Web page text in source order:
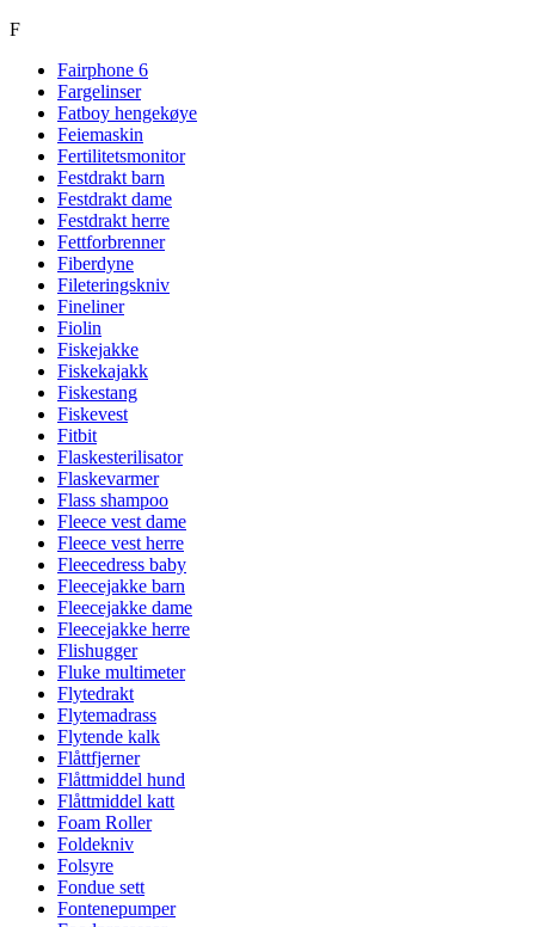
F
Fairphone 6
Fargelinser
Fatboy hengekøye
Feiemaskin
Fertilitetsmonitor
Festdrakt barn
Festdrakt dame
Festdrakt herre
Fettforbrenner
Fiberdyne
Fileteringskniv
Fineliner
Fiolin
Fiskejakke
Fiskekajakk
Fiskestang
Fiskevest
Fitbit
Flaskesterilisator
Flaskevarmer
Flass shampoo
Fleece vest dame
Fleece vest herre
Fleecedress baby
Fleecejakke barn
Fleecejakke dame
Fleecejakke herre
Flishugger
Fluke multimeter
Flytedrakt
Flytemadrass
Flytende kalk
Flåttfjerner
Flåttmiddel hund
Flåttmiddel katt
Foam Roller
Foldekniv
Folsyre
Fondue sett
Fontenepumper